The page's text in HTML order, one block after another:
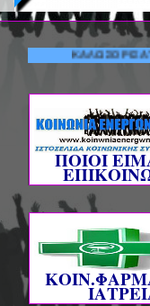
ΚΑΛΩΣΟΡΙΣΑΤΕ!
ΠΟΙΟΙ